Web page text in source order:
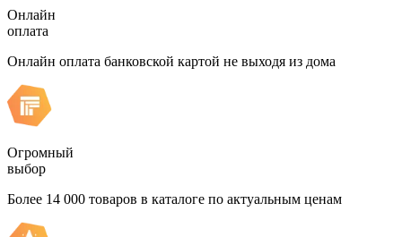
Онлайн
оплата
Онлайн оплата банковской картой не выходя из дома
Огромный
выбор
Более 14 000 товаров в каталоге по актуальным ценам